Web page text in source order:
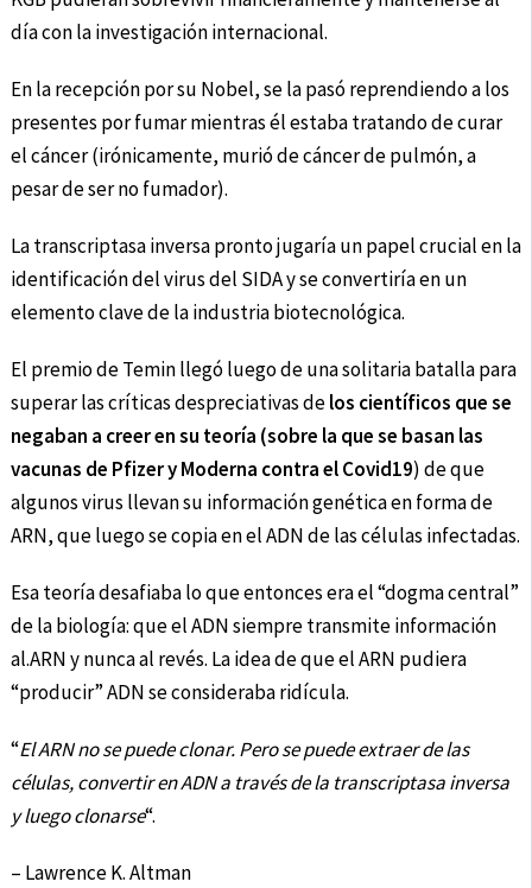
día con la investigación internacional.
En la recepción por su Nobel, se la pasó reprendiendo a los
presentes por fumar mientras él estaba tratando de curar
el cáncer (irónicamente, murió de cáncer de pulmón, a
pesar de ser no fumador).
La transcriptasa inversa pronto jugaría un papel crucial en la
identificación del virus del SIDA y se convertiría en un
elemento clave de la industria biotecnológica.
El premio de Temin llegó luego de una solitaria batalla para
superar las críticas despreciativas delos científicos que se
negaban a creer en su teoría (sobre la que se basan las
vacunas de Pfizer y Moderna contra el Covid19) de que
algunos virus llevan su información genética en forma de
ARN, que luego se copia en el ADN de las células infectadas.
Esa teoría desafiaba lo que entonces era el “dogma central”
de la biología: que el ADN siempre transmite información
al.ARN y nunca al revés. La idea de que el ARN pudiera
“producir” ADN se consideraba ridícula.
“El ARN no se puede clonar. Pero se puede extraer de las
células, convertir en ADN a través de la transcriptasa inversa
y luego clonarse“.
– Lawrence K. Altman